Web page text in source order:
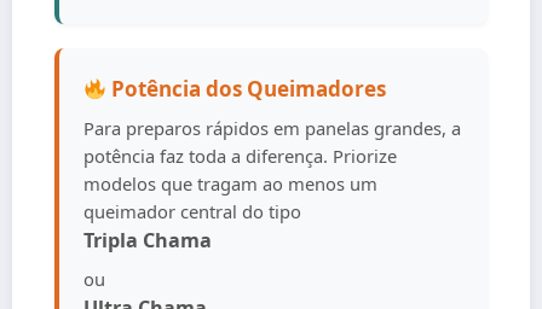
Potência dos Queimadores
Para preparos rápidos em panelas grandes, a
potência faz toda a diferença. Priorize
modelos que tragam ao menos um
queimador central do tipo
Tripla Chama
ou